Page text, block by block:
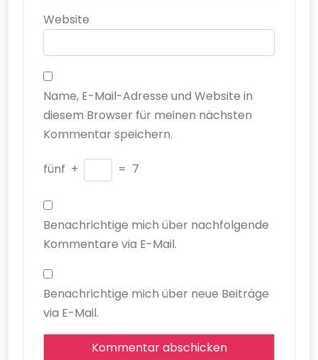
Website
Name, E-Mail-Adresse und Website in
diesem Browser für meinen nächsten
Kommentar speichern.
fünf + = 7
Benachrichtige mich über nachfolgende
Kommentare via E-Mail.
Benachrichtige mich über neue Beiträge
via E-Mail.